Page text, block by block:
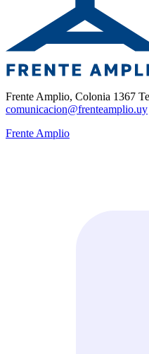
Frente Amplio, Colonia 1367
comunicacion@frenteamplio.uy
Frente Amplio